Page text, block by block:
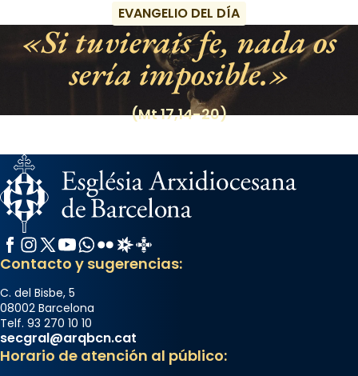
EVANGELIO DEL DÍA
Si tuvierais fe, nada os
sería imposible.
(Mt 17,14-20)
Facebook
Instagram
X / Twitter
YouTube
WhatsApp
FlickrRadio Estel
Catalunya Cristiana
Contacto y sugerencias:
C. del Bisbe, 5
08002 Barcelona
Telf. 93 270 10 10
secgral@arqbcn.cat
Horario de atención al público: